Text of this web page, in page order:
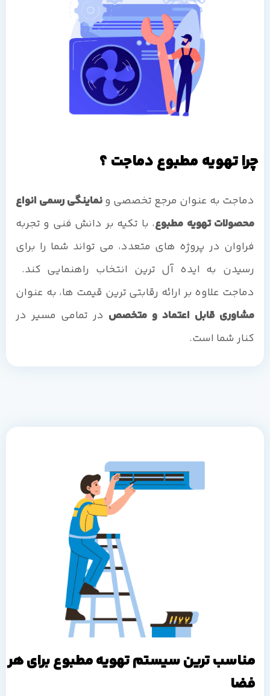
چرا تهویه مطبوع دماجت ؟
دماجت به عنوان مرجع تخصصی ونماینگی رسمی انواع
محصولات تهویه مطبوع، با تکیه بر دانش فنی و تجربه
فراوان در پروژه های متعدد، می تواند شما را برای
رسیدن به ایده آل ترین انتخاب راهنمایی کند.
دماجت علاوه بر ارائه رقابتی ترین قیمت ها، به عنوان
مشاوری قابل اعتماد و متخصص در تمامی مسیر در
کنار شما است.
مناسب ترین سیستم تهویه مطبوع برای هر
فضا